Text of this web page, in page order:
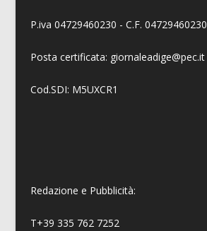
P.iva 04729460230 - C.F. 04729460230
Posta certificata: giornaleadige@pec.it
Cod.SDI: M5UXCR1
Redazione e Pubblicità:
T+39 335 762 7252